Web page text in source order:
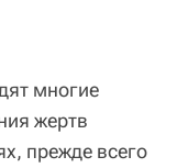
многие
жертв
прежде всего